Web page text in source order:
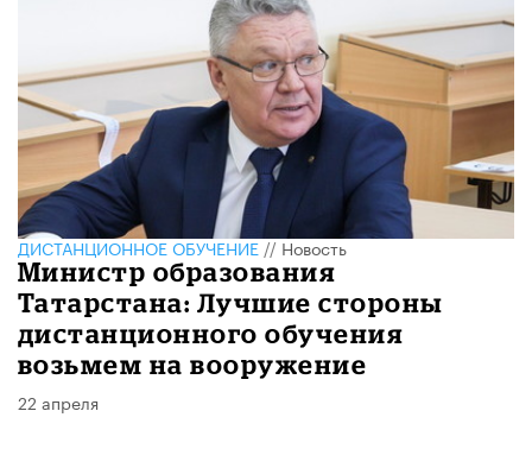
ДИСТАНЦИОННОЕ ОБУЧЕНИЕ//Новость
Министр образования
Татарстана: Лучшие стороны
дистанционного обучения
возьмем на вооружение
22 апреля